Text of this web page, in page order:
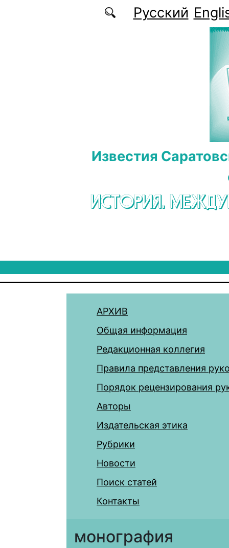
Перейти к основному содержаниюРусский
Известия
ИСТОРИЯ.
АРХИВ
Общая информация
Редакционная коллегия
Правила представления
Порядок рецензирования
Авторы
Издательская этика
Рубрики
Новости
Поиск статей
Контакты
монография